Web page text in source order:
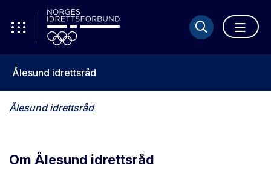
Ålesund idrettsråd
Ålesund idrettsråd
Om Ålesund idrettsråd